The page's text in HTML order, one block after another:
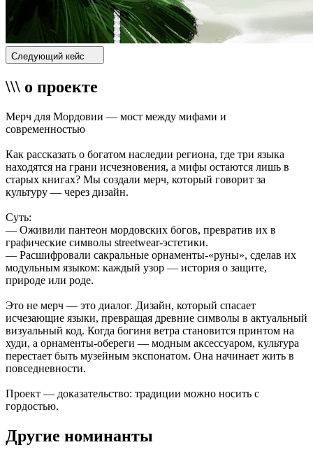
Следующий кейс
\\\ о проекте
Мерч для Мордовии — мост между мифами и
современностью
Как рассказать о богатом наследии региона, где три языка
находятся на грани исчезновения, а мифы остаются лишь в
старых книгах? Мы создали мерч, который говорит за
культуру — через дизайн.
Суть:
— Оживили пантеон мордовских богов, превратив их в
графические символы streetwear-эстетики.
— Расшифровали сакральные орнаменты-«руны», сделав их
модульным языком: каждый узор — история о защите,
природе или роде.
Это не мерч — это диалог. Дизайн, который спасает
исчезающие языки, превращая древние символы в актуальный
визуальный код. Когда богиня ветра становится принтом на
худи, а орнаменты-обереги — модным аксессуаром, культура
перестает быть музейным экспонатом. Она начинает жить в
повседневности.
Проект — доказательство: традиции можно носить с
гордостью.
Другие номинанты